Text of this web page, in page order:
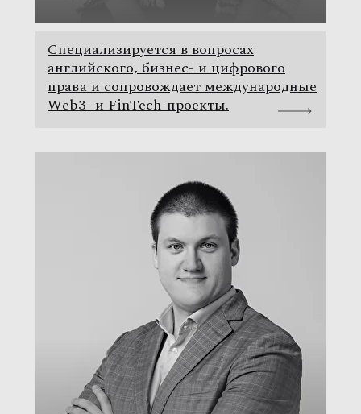
Специализируется в вопросах
английского, бизнес- и цифрового
права и сопровождает международные
Web3- и FinTech-проекты.